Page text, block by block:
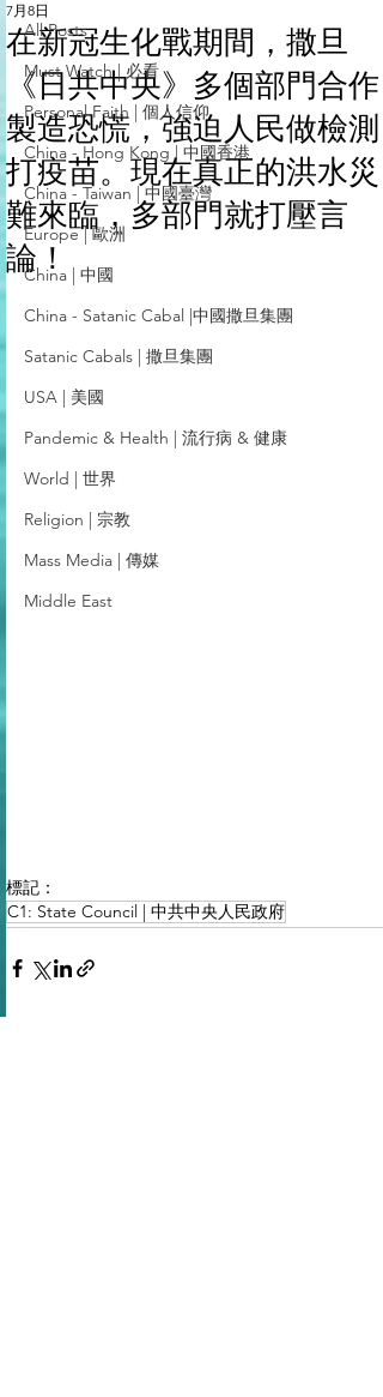
All Posts
Must Watch | 必看
Personal Faith | 個人信仰
China - Hong Kong | 中國香港
China - Taiwan | 中國臺灣
Europe | 歐洲
China | 中國
China - Satanic Cabal |中國撒旦集團
Satanic Cabals | 撒旦集團
USA | 美國
Pandemic & Health | 流行病 & 健康
World | 世界
Religion | 宗教
Mass Media | 傳媒
Middle East
在新冠生化戰期間，撒旦
《日共中央》多個部門合作
製造恐慌，強迫人民做檢測
打疫苗。現在真正的洪水災
難來臨，多部門就打壓言
論！
7月8日
標記：
C1: State Council | 中共中央人民政府